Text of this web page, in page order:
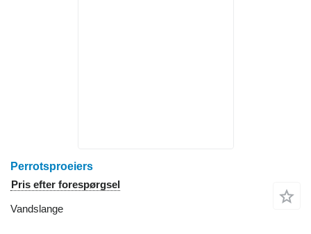
Perrotsproeiers
Pris efter forespørgsel
Vandslange